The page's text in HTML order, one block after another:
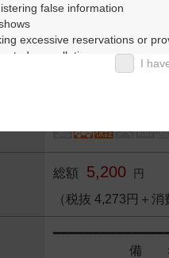
2026年07月24日（
総額 5,200 円
（税抜 4,273円＋
備
false information
excessive reservations or
cancellations
laws and regulations
inconvenience to others
your understanding
I